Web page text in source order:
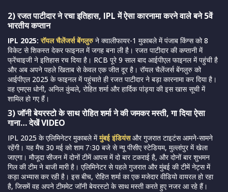
2) रजत पाटीदार ने रचा इतिहास, IPL में ऐसा कारनामा करने वाले बने 5वें
भारतीय कप्तान
IPL 2025: रॉयल चैलेंजर्स बेंगलुरुने क्वालीफायर-1 मुकाबले में पंजाब किंग्स को 8
विकेट से शिकस्त देकर फाइनल में जगह बना ली है। रजत पाटीदार की कप्तानी में
फ्रेंचाइजी ने इतिहास रच दिया है। RCB पूरे 9 साल बाद आईपीएल फाइनल में पहुंची है
और अब अपने पहले खिताब से केवल एक जीत दूर है। रॉयल चैलेंजर्स बेंगलुरु को
आईपीएल 2025 के फाइनल में पहुंचाते ही रजत पाटीदार ने बड़ा कारनामा कर दिया है।
वह एमएस धोनी, अनिल कुंबले, रोहित शर्मा और हार्दिक पांड्या की इस खास सूची में
शामिल हो गए हैं।
3) जॉनी बेयरस्टो के साथ रोहित शर्मा ने की जमकर मस्ती, गा दिया ऐसा
गाना… देखें VIDEO
IPL 2025 के एलिमिनेटर मुकाबले मेंमुंबई इंडियंसऔर गुजरात टाइटंस आमने-सामने
रहेंगी। यह मैच 30 मई को शाम 7ः30 बजे से न्यू पीसीए स्टेडियम, मुल्लांपुर में खेला
जाएगा। मौजूदा सीजन में दोनों टीमें आपस में दो बार टकराई है, और दोनों बार शुभमन
गिल की टीम ने बाजी मारी है। एलिमिनेटर से पहले गुजरात और मुंबई की टीमें नेट्स में
कड़ा अभ्यास कर रही है। इस बीच, रोहित शर्मा का एक मजेदार वीडियो वायरल हो रहा
है, जिसमें वह अपने टीममेट जॉनी बेयरस्टो के साथ मस्ती करते हुए नजर आ रहे हैं।